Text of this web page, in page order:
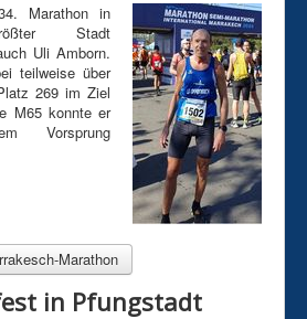
Marathon in
Stadt
Uli Amborn.
teilweise über
269 im Ziel
M65 konnte er
Vorsprung
Marathon
in Pfungstadt